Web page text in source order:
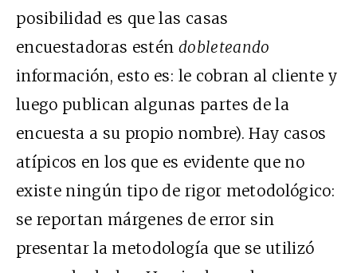
posibilidad es que las casas
encuestadoras estén dobleteando
información, esto es: le cobran al cliente y
luego publican algunas partes de la
encuesta a su propio nombre). Hay casos
atípicos en los que es evidente que no
existe ningún tipo de rigor metodológico:
se reportan márgenes de errorsin
presentar la metodología que se utilizó